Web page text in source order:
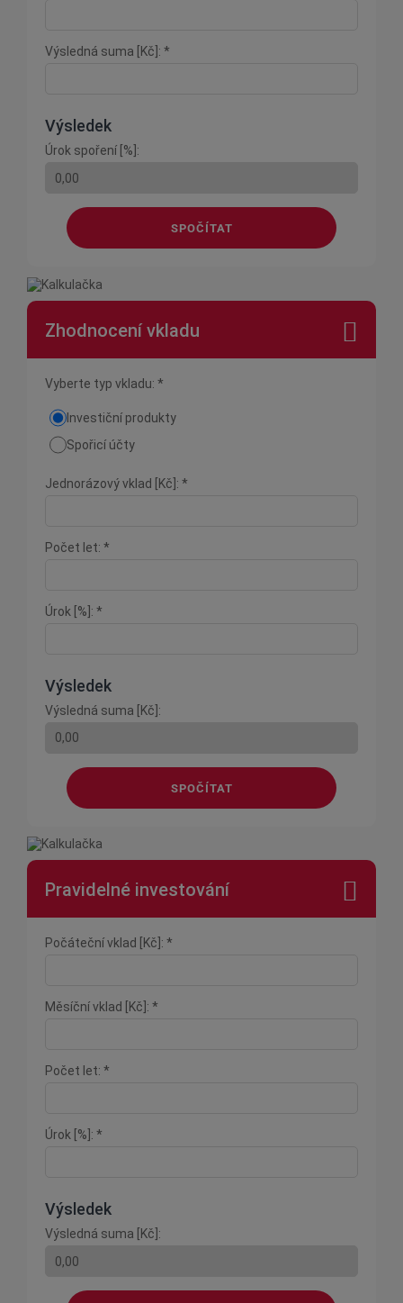
Výsledná suma [Kč]: *
Výsledek
Úrok spoření [%]:
SPOČÍTAT
Zhodnocení vkladu
Vyberte typ vkladu: *
Investiční produkty
Spořicí účty
Jednorázový vklad [Kč]: *
Počet let: *
Úrok [%]: *
Výsledek
Výsledná suma [Kč]:
SPOČÍTAT
Pravidelné investování
Počáteční vklad [Kč]: *
Měsíční vklad [Kč]: *
Počet let: *
Úrok [%]: *
Výsledek
Výsledná suma [Kč]: